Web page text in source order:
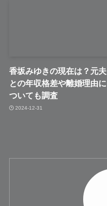
香坂みゆきの現在は？元夫
との年収格差や離婚理由に
ついても調査
2024-12-31